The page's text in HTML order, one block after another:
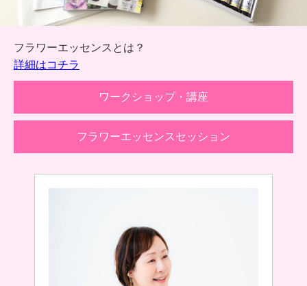
フラワーエッセンスとは？
詳細はコチラ
ワークショップ・講座
フラワーエッセンスセッション